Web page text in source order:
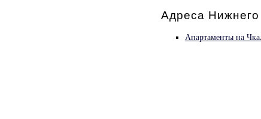
Адреса Нижнего
Апартаменты на